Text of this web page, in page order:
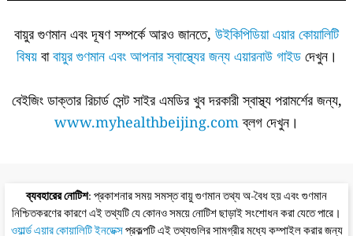
বায়ুর গুণমান এবং দূষণ সম্পর্কে আরও জানতে, উইকিপিডিয়া এয়ার কোয়ালিটি
বিষয়বাবায়ুর গুণমান এবং আপনার স্বাস্থ্যের জন্য এয়ারনাউ গাইডদেখুন।
বেইজিং ডাক্তার রিচার্ড সেন্ট সাইর এমডির খুব দরকারী স্বাস্থ্য পরামর্শের জন্য,
www.myhealthbeijing.com ব্লগ দেখুন।
ব্যবহারের নোটিশ: প্রকাশনার সময় সমস্ত বায়ু গুণমান তথ্য অ-বৈধ হয় এবং গুণমান
নিশ্চিতকরণের কারণে এই তথ্যটি যে কোনও সময়ে নোটিশ ছাড়াই সংশোধন করা যেতে পারে।
ওয়ার্ল্ড এয়ার কোয়ালিটি ইনডেক্সপ্রকল্পটি এই তথ্যগুলির সামগ্রীর মধ্যে কম্পাইল করার জন্য